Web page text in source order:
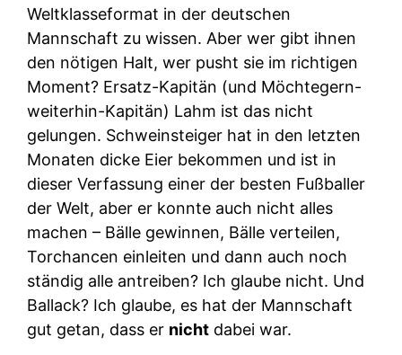
Weltklasseformat in der deutschen
Mannschaft zu wissen. Aber wer gibt ihnen
den nötigen Halt, wer pusht sie im richtigen
Moment? Ersatz-Kapitän (und Möchtegern-
weiterhin-Kapitän) Lahm ist das nicht
gelungen. Schweinsteiger hat in den letzten
Monaten dicke Eier bekommen und ist in
dieser Verfassung einer der besten Fußballer
der Welt, aber er konnte auch nicht alles
machen – Bälle gewinnen, Bälle verteilen,
Torchancen einleiten und dann auch noch
ständig alle antreiben? Ich glaube nicht. Und
Ballack? Ich glaube, es hat der Mannschaft
gut getan, dass er nicht dabei war.